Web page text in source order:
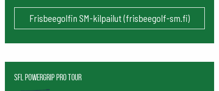
Frisbeegolfin SM-kilpailut (frisbeegolf-sm.fi)
SFL Powergrip Pro Tour